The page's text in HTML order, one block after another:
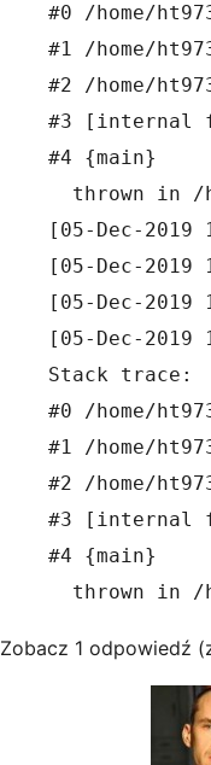
#0 /home/
#1 /home/
#2 /home/
#3 [internal
#4 {main}
thrown in
[05-Dec-
[05-Dec-
[05-Dec-
[05-Dec-
Stack trace:
#0 /home/
#1 /home/
#2 /home/
#3 [internal
#4 {main}
Zobacz 1 odpowiedź